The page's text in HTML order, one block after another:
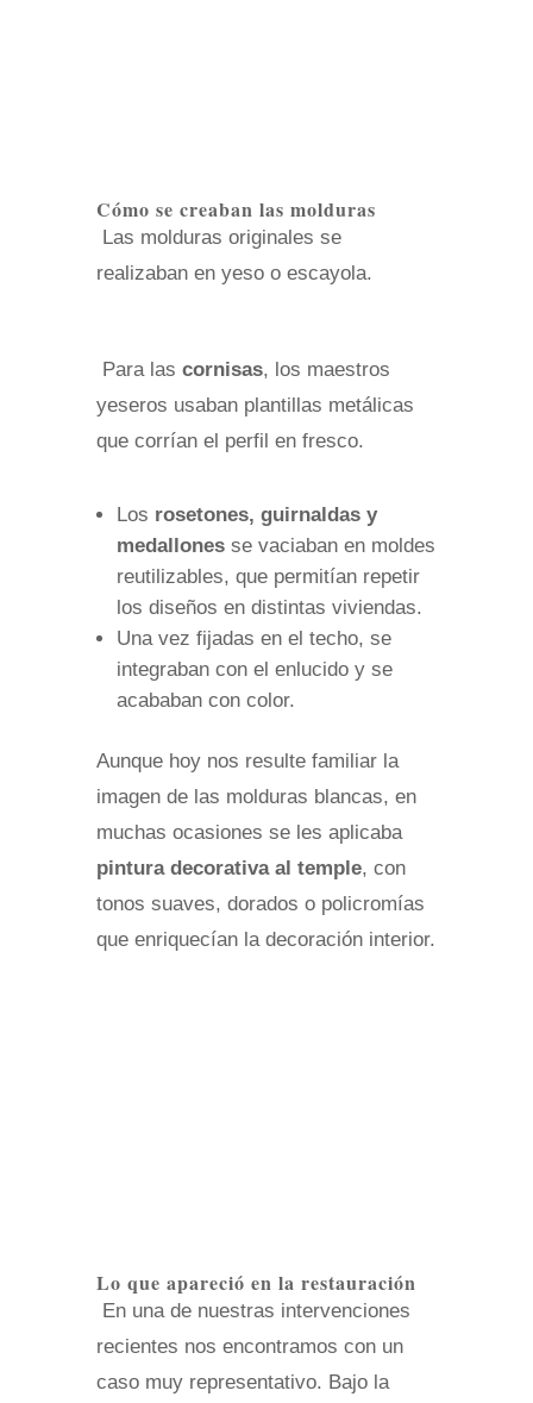
Cómo se creaban las molduras
Las molduras originales se
realizaban en yeso o escayola.
Para las cornisas, los maestros
yeseros usaban plantillas metálicas
que corrían el perfil en fresco.
Los rosetones, guirnaldas y
medallonesse vaciaban en moldes
reutilizables, que permitían repetir
los diseños en distintas viviendas.
Una vez fijadas en el techo, se
integraban con el enlucido y se
acababan con color.
Aunque hoy nos resulte familiar la
imagen de las molduras blancas, en
muchas ocasiones se les aplicaba
pintura decorativa al temple, con
tonos suaves, dorados o policromías
que enriquecían la decoración interior.
Lo que apareció en la restauración
En una de nuestras intervenciones
recientes nos encontramos con un
caso muy representativo. Bajo la